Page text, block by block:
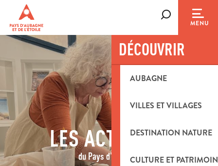
contenu
principal
MENU
DÉCOUVRIR
AUBAGNE
VILLES ET VILLAGES
DESTINATION NATURE
CULTURE ET
LES ACTIVITÉS
du Pays d'Aubagne